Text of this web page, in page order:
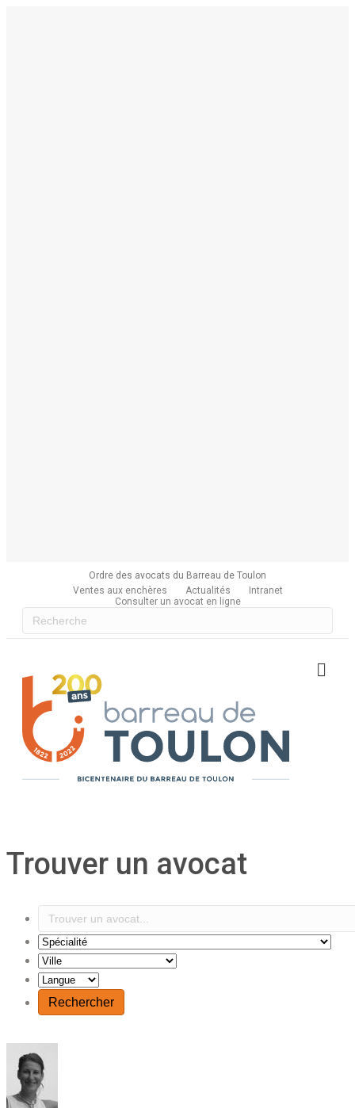
Ordre des avocats du Barreau de Toulon
Ventes aux enchères
Actualités
Intranet
Consulter un avocat en ligne
Trouver un avocat